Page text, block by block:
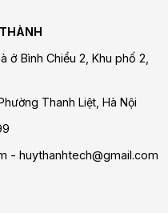
ở Bình Chiểu 2, Khu phố 2,
Thanh Liệt, Hà Nội
- huythanhtech@gmail.com